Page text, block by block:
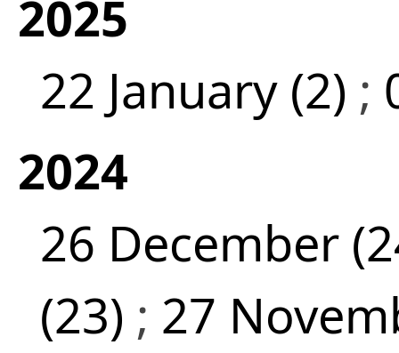
2025
22 January (2) ;
2024
26 December
(23) ; 27